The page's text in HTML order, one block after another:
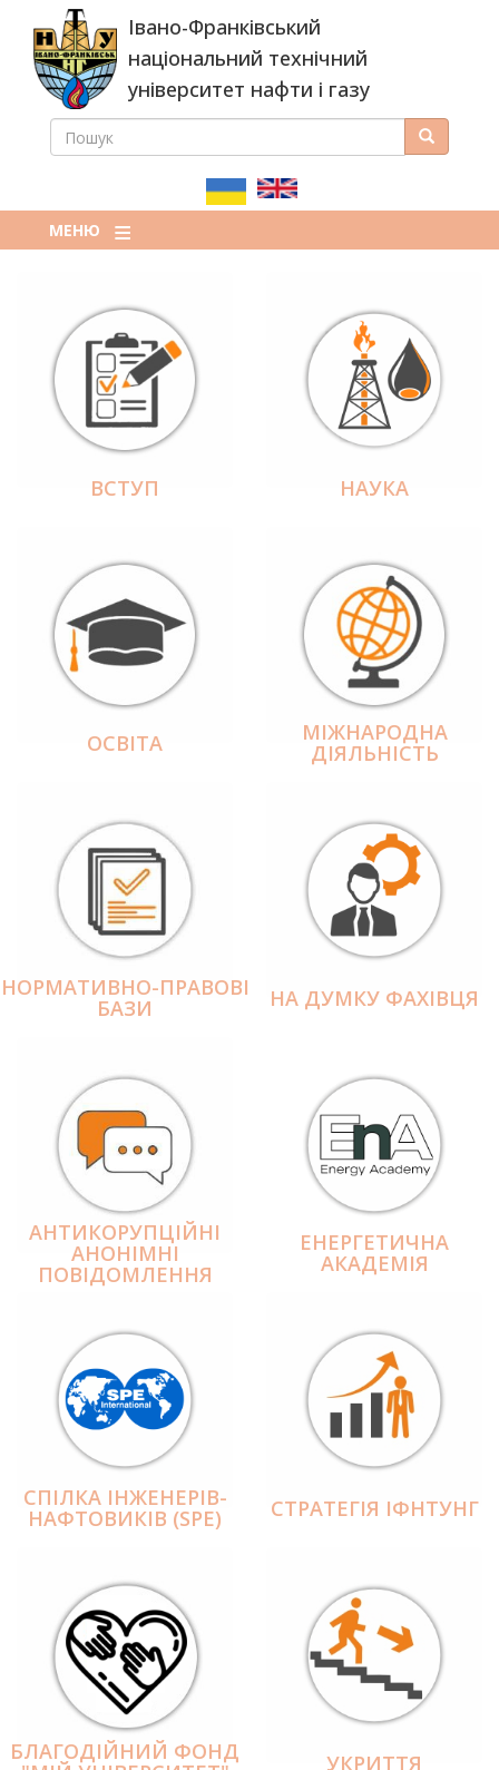
основного
вмісту
Івано-Франківський
національний технічний
університет нафти і газу
ПОШУКОВА
ПОШУК Пошук
МЕНЮ
ВСТУП НАУКА
ОСВІТА МІЖНАРОДНА
ДІЯЛЬНІCТЬ
НОРМАТИВНО-ПРАВОВІ
БАЗИ НА ДУМКУ ФАХІВЦЯ
АНТИКОРУПЦІЙНІ
АНОНІМНІ
ПОВІДОМЛЕННЯ
ЕНЕРГЕТИЧНА
АКАДЕМІЯ
СПІЛКА ІНЖЕНЕРІВ-
НАФТОВИКІВ (SPE) СТРАТЕГІЯ ІФНТУНГ
БЛАГОДІЙНИЙ ФОНД УКРИТТЯ